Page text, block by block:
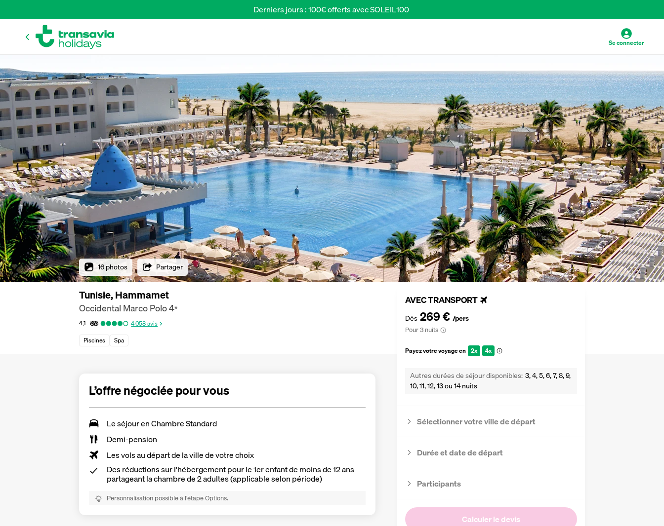
Derniers jours : 100€ offerts avec SOLEIL100
Se connecter
16 photos Partager
Tunisie, Hammamet
Occidental Marco Polo4*
4,1 4 058avis
Piscines
Spa
AVEC TRANSPORT
Dès 269 € /pers
Pour 3 nuits
Payez votre voyage en 2x 4x
Autres durées de séjour disponibles 3, 4, 5, 6, 7, 8, 9,
10, 11, 12, 13 ou 14 nuits
Sélectionner votre ville de départ
Durée et date de départ
Participants
Calculer le devis
L’offre négociée pour vous
Le séjour enChambre Standard
Demi-pension
Les vols au départ de la ville de votre choix
Des réductions sur l'hébergement pour le 1er enfant de moins de 12 ans
partageant la chambre de 2 adultes (applicable selon période)
Personnalisation possible à l’étape Options.